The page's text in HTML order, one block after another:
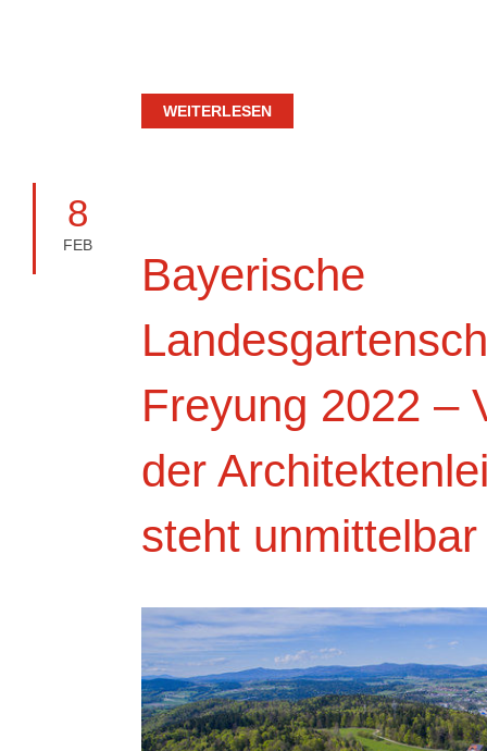
WEITERLESEN
8
FEB
Bayerische
Freyung 2022 –
der
steht